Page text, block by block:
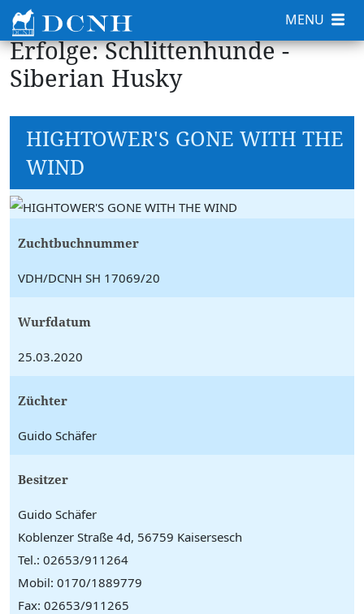
Erfolge: Schlittenhunde -
Siberian Husky
HIGHTOWER'S GONE WITH THE
WIND
Zuchtbuchnummer
VDH/DCNH SH 17069/20
Wurfdatum
25.03.2020
Züchter
Guido Schäfer
Besitzer
Guido Schäfer
Koblenzer Straße 4d, 56759 Kaisersesch
Tel.: 02653/911264
Mobil: 0170/1889779
Fax: 02653/911265
MENU